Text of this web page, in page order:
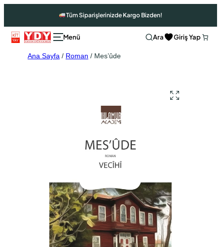
Tüm Siparişlerinizde Kargo Bizden!
Ara Giriş Yap
Ana Sayfa / Roman / Mes’ûde